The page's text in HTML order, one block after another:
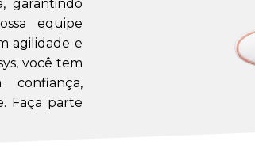
garantindo
equipe
agilidade e
você tem
Faça parte